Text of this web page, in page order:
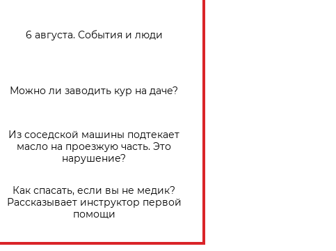
6 августа. События и люди
Можно ли заводить кур на даче?
Из соседской машины подтекает
масло на проезжую часть. Это
нарушение?
Как спасать, если вы не медик?
Рассказывает инструктор первой
помощи